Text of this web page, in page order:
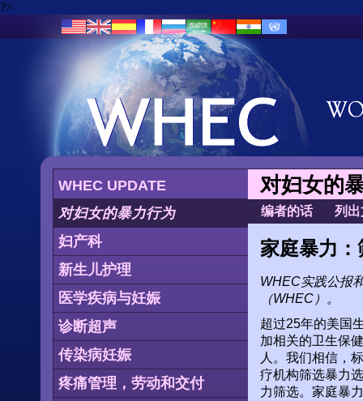
?>
WHEC UPDATE
对妇女的暴力行为
妇产科
新生儿护理
医学疾病与妊娠
诊断超声
传染病妊娠
疼痛管理，劳动和交付
对妇女的
编者的话 列
家庭暴力
WHEC实践公报
（WHEC）。
超过25年的美国
加相关的卫生保
人。我们相信，
疗机构筛选暴力
力筛选。家庭暴